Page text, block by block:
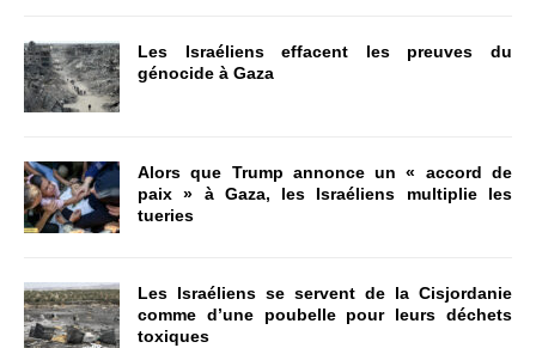
Les Israéliens effacent les preuves du
génocide à Gaza
Alors que Trump annonce un « accord de
paix » à Gaza, les Israéliens multiplie les
tueries
Les Israéliens se servent de la Cisjordanie
comme d’une poubelle pour leurs déchets
toxiques